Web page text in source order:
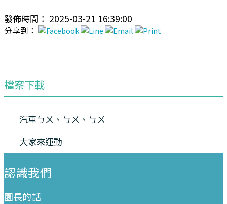
發佈時間： 2025-03-21 16:39:00
分享到：
檔案下載
汽車ㄅㄨ、ㄅㄨ、ㄅㄨ
大家來運動
認識我們
園長的話